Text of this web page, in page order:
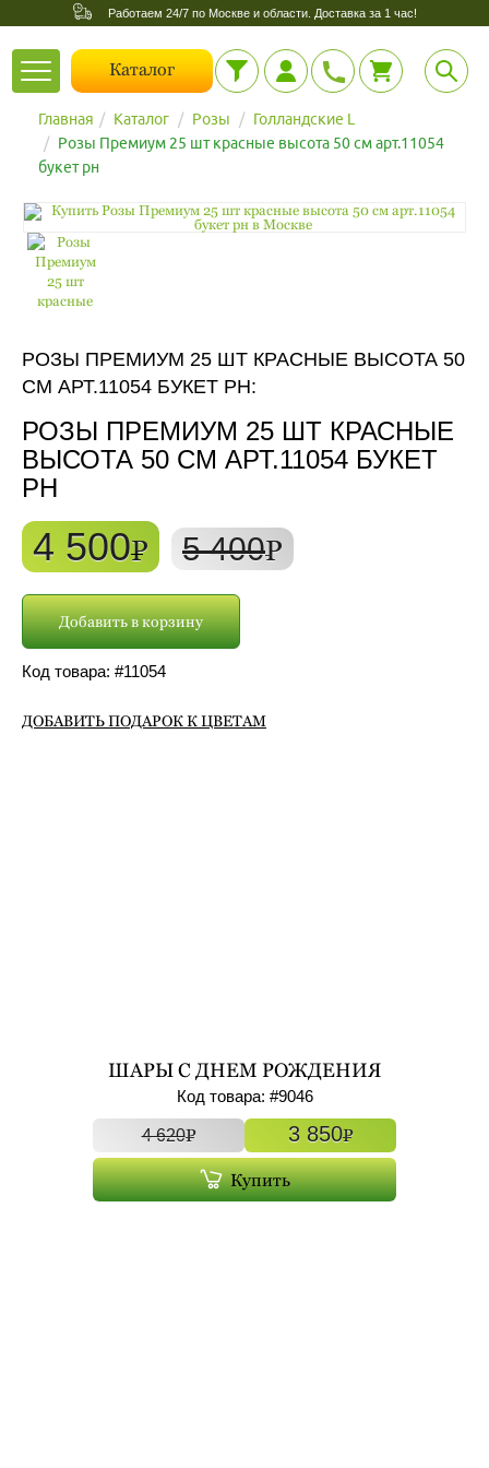
Работаем 24/7 по Москве и области. Доставка за 1 час!
Toggle
navigation
Каталог
Главная Каталог Розы
Голландские L
Розы Премиум 25 шт красные высота 50 см арт.11054
букет рн
РОЗЫ ПРЕМИУМ 25 ШТ КРАСНЫЕ ВЫСОТА 50
СМ АРТ.11054 БУКЕТ РН:
РОЗЫ ПРЕМИУМ 25 ШТ КРАСНЫЕ
ВЫСОТА 50 СМ АРТ.11054 БУКЕТ
РН
4 500P 5 400P
Добавить в корзину
Код товара: #11054
ДОБАВИТЬ ПОДАРОК К ЦВЕТАМ
ШАРЫ С ДНЕМ РОЖДЕНИЯ
БОЛЬШИЕ ФОЛЬГИРОВАННЫЕ
С ГЕЛИЕМ 7ШТ АРТ. 9046
Код товара: #9046
4 620P 3 850P
Купить